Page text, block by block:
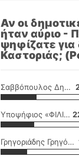
Αν οι
ήταν αύριο -
ψηφίζατε
Καστοριάς;
Σαββόπουλος Δημήτρης
Υποψήφιος «ΦΙΛΙΚΗ ΕΤΑΙΡΕΙΑ»
Γρηγοριάδης Γρηγόρης